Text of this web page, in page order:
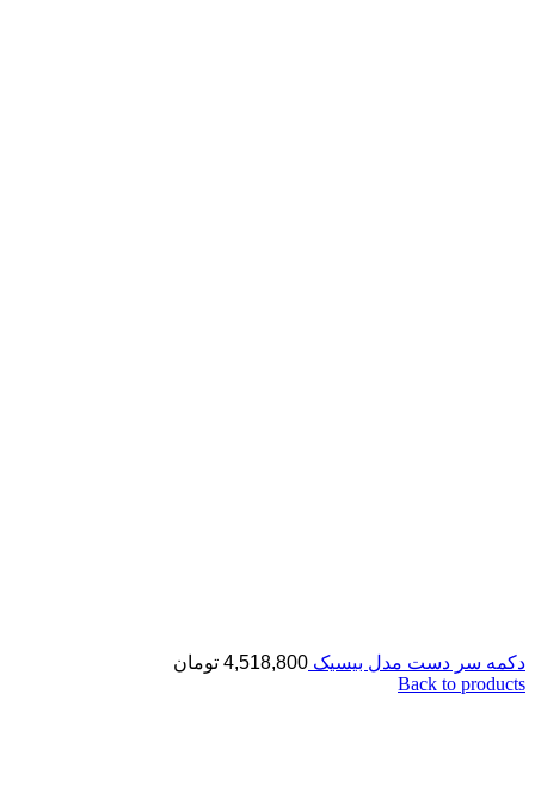
دکمه سر دست مدل بیسیک 4,518,800 تومان
Back to products